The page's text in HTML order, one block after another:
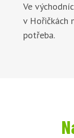
Ve
v Hořičkách
potřeba.